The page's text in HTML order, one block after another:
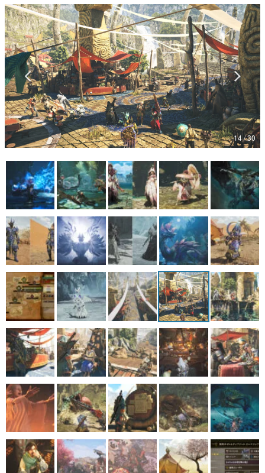
具体的な形から解き明かしていく、硬派で骨太な評論連載
です。
ゲームが変えた日本語
「経験値」「裏技」「ラスボス」… ゲームにまつわる言葉
の起源や用法の変遷を、コンピューター文化史研究家・タ
イニーP氏が徹底調査。
カテゴリ
特集記事
マンガ
女性向け
アプリレビュー
その他
電ファミニコゲーマーとは？
運営：株式会社マレ
14 / 30